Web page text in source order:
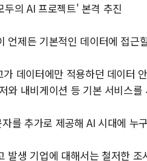
의 AI 프로젝트' 본격 추진
언제든 기본적인 데이터에 접
가 데이터에만 적용하던 데이터
와 내비게이션 등 기본 서비스
를 추가로 제공해 AI 시대에 누
발생 기업에 대해서는 철저한